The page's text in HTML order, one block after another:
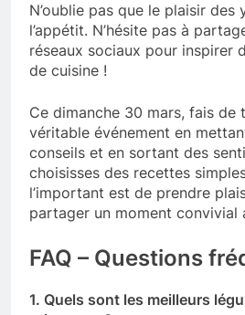
N’oublie pas que le plaisir des
l’appétit. N’hésite pas à
réseaux sociaux pour inspirer
de cuisine !
Ce dimanche 30 mars, fais de
véritable événement en
conseils et en sortant des
choisisses des recettes
l’important est de prendre
partager un moment convivial
FAQ – Questions
1. Quels sont les meilleurs